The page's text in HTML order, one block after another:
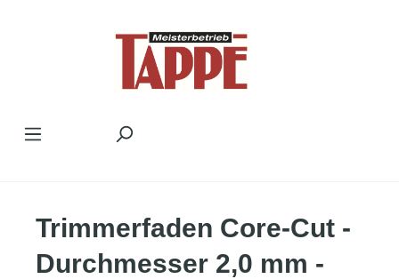
Trimmerfaden Core-Cut -
Durchmesser 2,0 mm -